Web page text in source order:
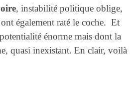
, instabilité politique oblige,
également raté le coche. Et
énorme mais dont la
quasi inexistant. En clair, voilà